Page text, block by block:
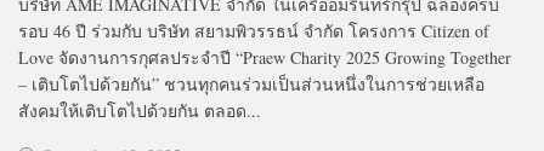
รอบ 46 ปี ร่วมกับ บริษัท สยามพิวรรธน์ จำกัด โครงการ Citizen of
Love จัดงานการกุศลประจำปี “Praew Charity 2025 Growing Together
– เติบโตไปด้วยกัน” ชวนทุกคนร่วมเป็นส่วนหนึ่งในการช่วยเหลือ
สังคมให้เติบโตไปด้วยกัน ตลอด...